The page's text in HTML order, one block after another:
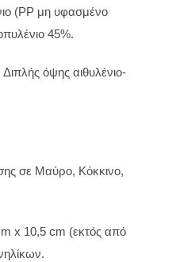
(PP μη υφασμένο
45%.
όψης αιθυλένιο-
σε Μαύρο, Κόκκινο,
x 10,5 cm (εκτός από